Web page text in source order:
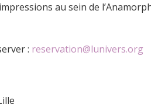
au sein de
: reservation@lunivers.org